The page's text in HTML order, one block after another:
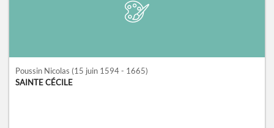
Poussin Nicolas (15 juin 1594 - 1665)
SAINTE CÉCILE